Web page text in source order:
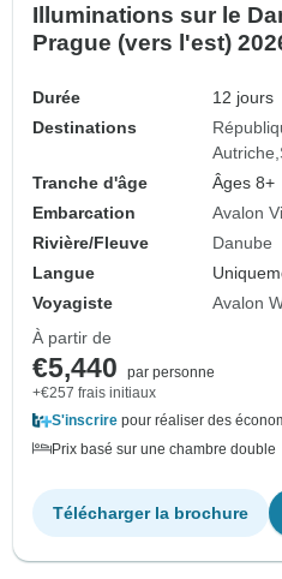
Illuminations sur le
Prague (vers l'est)
Durée
12 jours
Destinations
Autriche
Tranche d'âge
Âges 8+
Embarcation
Avalon
Rivière/Fleuve
Danube
Langue
Voyagiste
Avalon
À partir de
€5,440
par personne
+€257 frais initiaux
S'inscrire pour réaliser des
Prix basé sur une chambre double
Télécharger la brochure